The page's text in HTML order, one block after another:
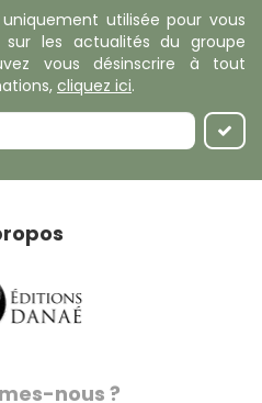
utilisée pour vous
les actualités du groupe
vous désinscrire à tout
cliquez ici.
nous ?